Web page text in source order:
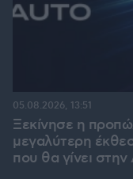
Ξεκίνησε η
μεγαλύτερη
που θα γίνει
05.08.2026, 13:51